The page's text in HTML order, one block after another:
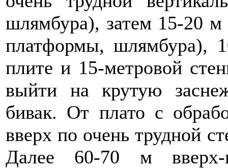
шлямбура), затем 15-20
платформы, шлямбура),
плите и 15-метровой
выйти на крутую
бивак. От плато с
вверх по очень трудной
Далее 60-70 м вверх-